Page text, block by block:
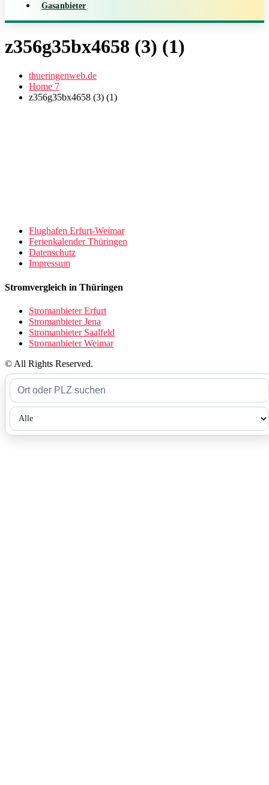
Gasanbieter
z356g35bx4658 (3) (1)
thueringenweb.de
Home 7
z356g35bx4658 (3) (1)
Flughafen Erfurt-Weimar
Ferienkalender Thüringen
Datenschutz
Impressum
Stromvergleich in Thüringen
Stromanbieter Erfurt
Stromanbieter Jena
Stromanbieter Saalfeld
Stromanbieter Weimar
© All Rights Reserved.